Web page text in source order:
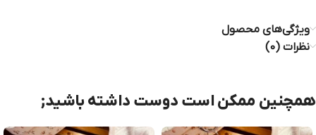
ویژگی‌های محصول
نظرات (0)
همچنین ممکن است دوست داشته باشید;